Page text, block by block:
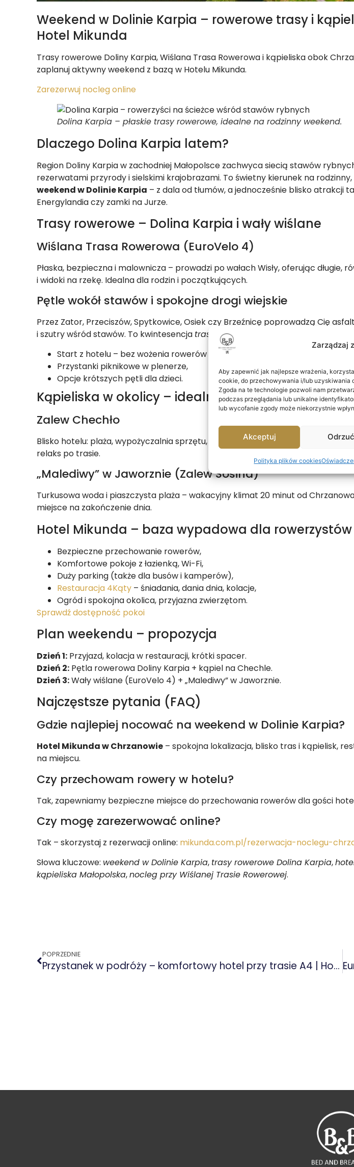
Zarządzaj
Aby zapewnić jak najlepsze wrażenia,
cookie, do przechowywania i/lub uzyskiwania
Zgoda na te technologie pozwoli nam
podczas przeglądania lub unikalne
lub wycofanie zgody może niekorzystnie
Akceptuj Odrzuć
Polityka plików cookies
Weekend w Dolinie Karpia – rowerowe trasy i
Hotel Mikunda
Trasy rowerowe Doliny Karpia, Wiślana Trasa Rowerowa i kąpieliska obok
zaplanuj aktywny weekend z bazą w Hotelu Mikunda.
Zarezerwuj nocleg online
Dolina Karpia – płaskie trasy rowerowe, idealne na rodzinny weekend.
Dlaczego Dolina Karpia latem?
Region Doliny Karpia w zachodniej Małopolsce zachwyca siecią stawów
rezerwatami przyrody i sielskimi krajobrazami. To świetny kierunek na
weekend w Dolinie Karpia – z dala od tłumów, a jednocześnie blisko atrakcji
Energylandia czy zamki na Jurze.
Trasy rowerowe – Dolina Karpia i wały wiślane
Wiślana Trasa Rowerowa (EuroVelo 4)
Płaska, bezpieczna i malownicza – prowadzi po wałach Wisły, oferując długie,
i widoki na rzekę. Idealna dla rodzin i początkujących.
Pętle wokół stawów i spokojne drogi wiejskie
Przez Zator, Przeciszów, Spytkowice, Osiek czy Brzeźnicę poprowadzą Cię
i szutry wśród stawów. To kwintesencja trasy rowerowe Dolina Karpia
Start z hotelu – bez wożenia rowerów autem,
Przystanki piknikowe w plenerze,
Opcje krótszych pętli dla dzieci.
Kąpieliska w okolicy – idealne po jeździe
Zalew Chechło
Blisko hotelu: plaża, wypożyczalnia sprzętu, gastronomia – świetny wybór na
relaks po trasie.
„Malediwy” w Jaworznie (Zalew Sosina)
Turkusowa woda i piaszczysta plaża – wakacyjny klimat 20 minut od
miejsce na zakończenie dnia.
Hotel Mikunda – baza wypadowa dla rowerzystów
Bezpieczne przechowanie rowerów,
Komfortowe pokoje z łazienką, Wi-Fi,
Duży parking (także dla busów i kamperów),
Restauracja 4Kąty – śniadania, dania dnia, kolacje,
Ogród i spokojna okolica, przyjazna zwierzętom.
Sprawdź dostępność pokoi
Plan weekendu – propozycja
Dzień 1: Przyjazd, kolacja w restauracji, krótki spacer.
Dzień 2: Pętla rowerowa Doliny Karpia + kąpiel na Chechle.
Dzień 3:Wały wiślane (EuroVelo 4) + „Malediwy” w Jaworznie.
Najczęstsze pytania (FAQ)
Gdzie najlepiej nocować na weekend w Dolinie Karpia?
Hotel Mikunda w Chrzanowie – spokojna lokalizacja, blisko tras i kąpielisk,
na miejscu.
Czy przechowam rowery w hotelu?
Tak, zapewniamy bezpieczne miejsce do przechowania rowerów dla gości
Czy mogę zarezerwować online?
Tak – skorzystaj z rezerwacji online: mikunda.com.pl/rezerwacja-noclegu-
Słowa kluczowe: weekend w Dolinie Karpia, trasy rowerowe Dolina Karpia,
kąpieliska Małopolska,nocleg przy Wiślanej Trasie Rowerowej.
POPRZEDNIE
Przystanek w podróży – komfortowy hotel przy trasie A4 | Hotel Mikunda, Chrzanów